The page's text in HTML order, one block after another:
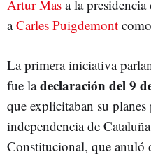
Artur Mas a la
aCarles Puigdemont
La primera iniciativa
fue ladeclaración del 9
que explicitaban su planes
independencia de
Constitucional, que anuló